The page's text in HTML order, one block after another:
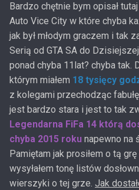
Bardzo chętnie bym opisał
Auto Vice City w które chyba
jak był młodym graczem i tak
Serią od GTA SA do
ponad chyba 11lat? chyba tak.
którym miałem 18 tysięcy
z kolegami przechodząc
jest bardzo stara i jest to tak
Legendarna FiFa 14 którą
chyba 2015 roku napewno na
Pamiętam jak prosiłem o tą
wysyłałem tonę listów
wierszyki o tej grze. Jak